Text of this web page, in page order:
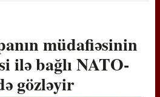
müdafiəsinin
ilə bağlı NATO-
gözləyir